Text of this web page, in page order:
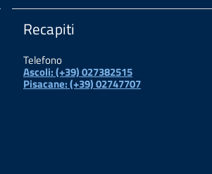
Recapiti
Telefono
Ascoli: (+39) 027382515
Pisacane: (+39) 02747707